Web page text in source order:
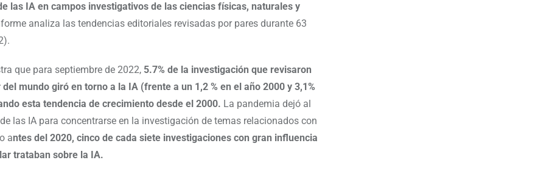
las IA en campos investigativos de las ciencias físicas, naturales y
analiza las tendencias editoriales revisadas por pares durante 63
que para septiembre de 2022, 5.7% de la investigación que revisaron
mundo giró en torno a la IA (frente a un 1,2 % en el año 2000 y 3,1%
esta tendencia de crecimiento desde el 2000. La pandemia dejó al
las IA para concentrarse en la investigación de temas relacionados con
antes del 2020, cinco de cada siete investigaciones con gran influencia
trataban sobre la IA.